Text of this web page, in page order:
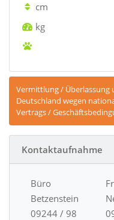
cm
kg
Vermittlung / Überlassung
Deutschland wegen
Vertrags /
Kontaktaufnahme
Büro
Betzenstein
09244 / 98